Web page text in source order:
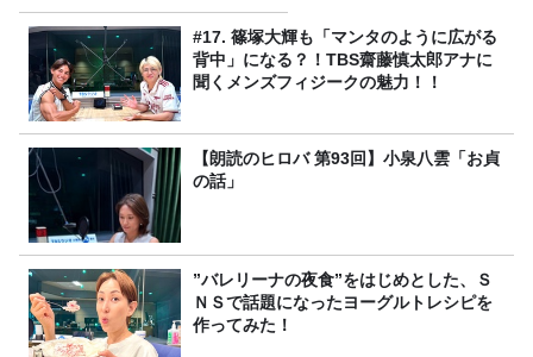
#17. 篠塚大輝も「マンタのように広がる
背中」になる？！TBS齋藤慎太郎アナに
聞くメンズフィジークの魅力！！
【朗読のヒロバ 第93回】小泉八雲「お貞
の話」
”バレリーナの夜食”をはじめとした、Ｓ
ＮＳで話題になったヨーグルトレシピを
作ってみた！